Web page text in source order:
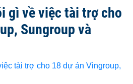
gì về việc tài trợ cho
Sungroup và